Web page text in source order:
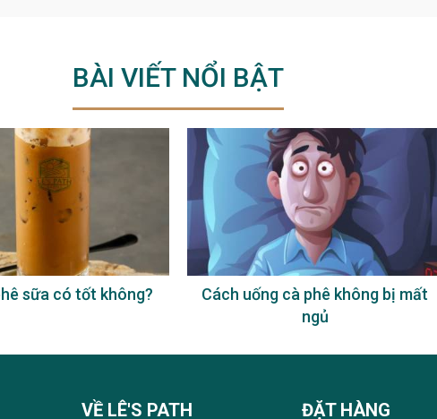
BÀI VIẾT NỔI BẬT
sữa có tốt không?
Cách uống cà phê không bị mất
ngủ
VỀ LÊ'S PATH ĐẶT HÀNG